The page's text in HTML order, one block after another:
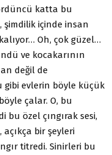
katta bu
içinde insan
Oh, çok güzel…
ve kocakarının
değil de
gibi evlerin böyle küçük
çalar. O, bu
bu özel çıngırak sesi,
bir şeyleri
titredi. Sinirleri bu